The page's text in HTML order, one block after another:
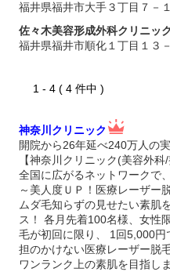
福井県福井市大手３丁目７－
佐々木美容形成外科クリニッ
福井県福井市順化１丁目１３
1 - 4 ( 4 件中 )
神奈川クリニック
開院から26年延べ240万人の
【神奈川クリニック(美容外
全国に広がるネットワークで
～美人度ＵＰ！医療レーザー
ムダ毛知らずの見せたい素肌
ス！ 各月先着100名様、女性
毛が初回に限り、 1回5,000
担のかけない医療レーザー脱
ワンランク上の素肌を目指し